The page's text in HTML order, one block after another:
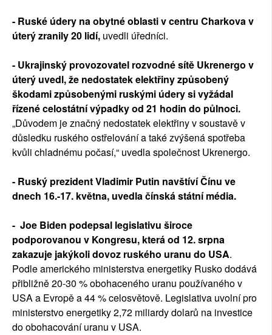
- Ruské údery na obytné oblasti v centru Charkova v
úterý zranily 20 lidí, uvedli úředníci.
- Ukrajinský provozovatel rozvodné sítě Ukrenergo v
úterý uvedl, že nedostatek elektřiny způsobený
škodami způsobenými ruskými údery si vyžádal
řízené celostátní výpadky od 21 hodin do půlnoci.
„Důvodem je značný nedostatek elektřiny v soustavě v
důsledku ruského ostřelování a také zvýšená spotřeba
kvůli chladnému počasí,“ uvedla společnost Ukrenergo.
- Ruský prezident Vladimir Putin navštíví Čínu ve
dnech 16.-17. května, uvedla čínská státní média.
- Joe Biden podepsal legislativu široce
podporovanou v Kongresu, která od 12. srpna
zakazuje jakýkoli dovoz ruského uranu do USA.
Podle amerického ministerstva energetiky Rusko dodává
přibližně 20-30 % obohaceného uranu používaného v
USA a Evropě a 44 % celosvětově. Legislativa uvolní pro
ministerstvo energetiky 2,72 miliardy dolarů na investice
do obohacování uranu v USA.